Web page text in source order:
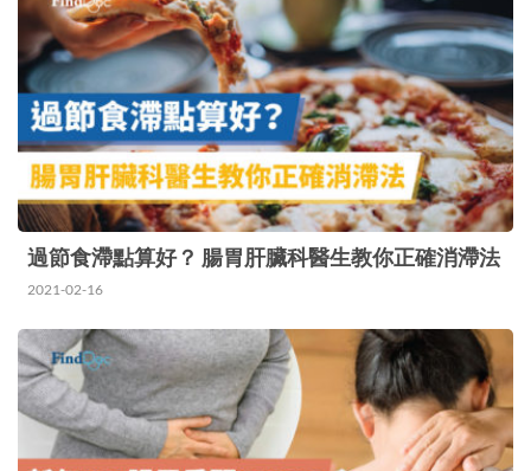
能量，在需要時釋放出來，同時有排毒淨化的功
用。 大時大節，自然會與朋友一起暢飲 飲食習慣
最傷肝…
過節食滯點算好？ 腸胃肝臟科醫生教你正確消滯法
2021-02-16